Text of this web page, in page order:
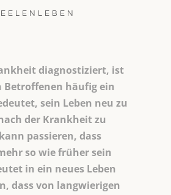
diagnostiziert, ist
Betroffenen häufig ein
sein Leben neu zu
der Krankheit zu
passieren, dass
so wie früher sein
in ein neues Leben
dass von langwierigen